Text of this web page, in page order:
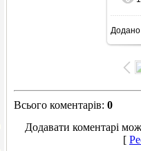
Додано
Всього коментарів: 0
Додавати коментарі
[